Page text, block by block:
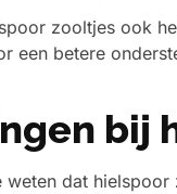
zooltjes ook
een betere
bij
dat